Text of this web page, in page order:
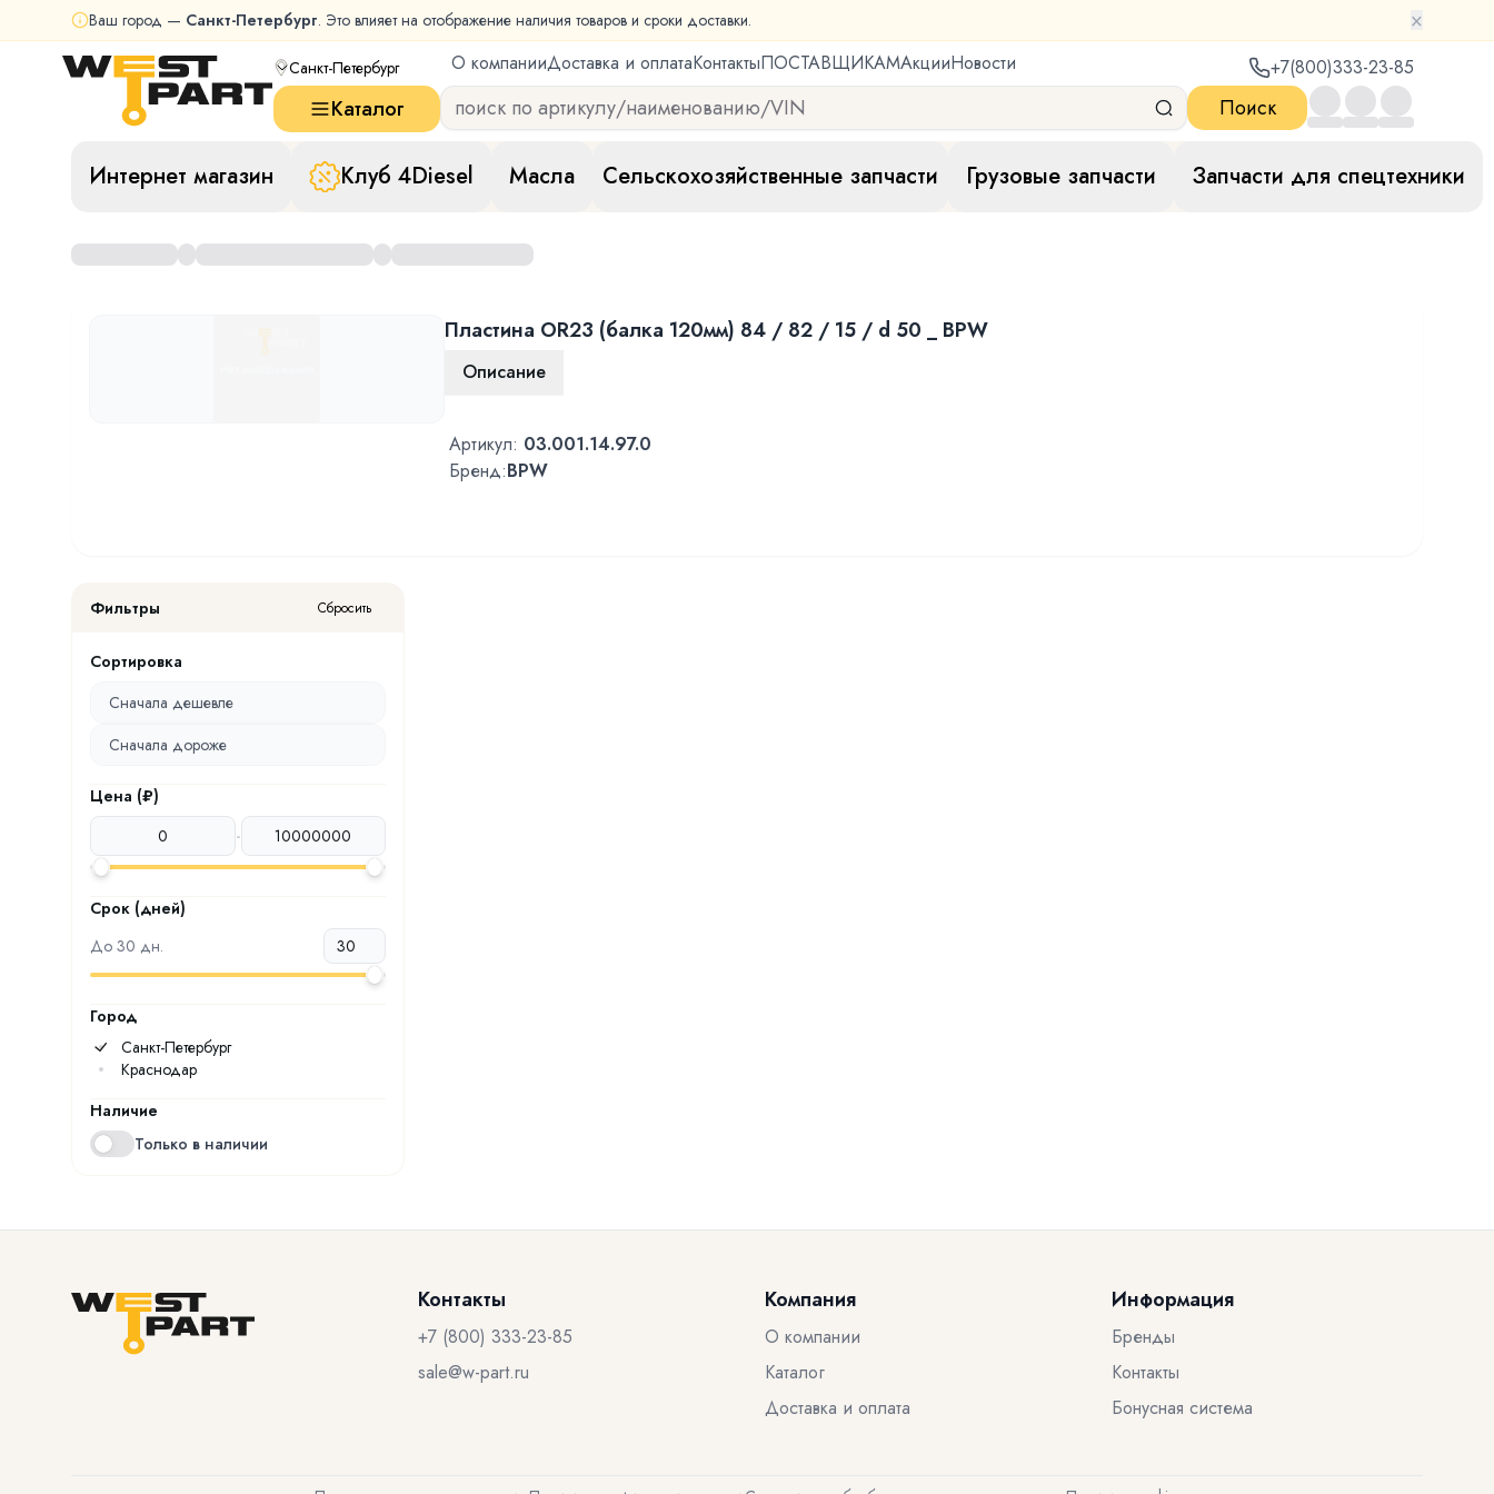
Ваш город — Санкт-Петербург. Это влияет на отображение наличия товаров и сроки доставки. ×
Санкт-Петербург О компанииДоставка и оплатаКонтактыПОСТАВЩИКАМАкцииНовости +7(800)333-23-85
Каталог Поиск
Интернет магазин Клуб 4Diesel Масла Сельскохозяйственные запчасти Грузовые запчасти Запчасти для спецтехники
Пластина OR23 (балка 120мм) 84 / 82 / 15 / d 50 _ BPW
Описание
Артикул: 03.001.14.97.0
Бренд:BPW
Фильтры Сбросить
Сортировка
Сначала дешевле
Сначала дороже
Цена (₽)
-
Срок (дней)
До 30 дн.
Город
Санкт-Петербург
Краснодар
Наличие
Только в наличии
Контакты
+7 (800) 333-23-85
sale@w-part.ru
Компания
О компании
Каталог
Доставка и оплата
Информация
Бренды
Контакты
Бонусная система